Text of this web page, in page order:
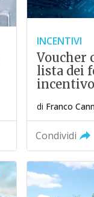
INCENTIVI
Voucher
lista dei
di Franco
Condividi